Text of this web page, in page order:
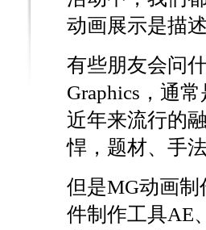
动画展示是描
有些朋友会问
Graphics，通
近年来流行的
悍，题材、手
但是MG动画
件制作工具AE